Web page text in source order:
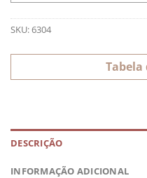
SKU:6304
Tabela
DESCRIÇÃO
INFORMAÇÃO ADICIONAL